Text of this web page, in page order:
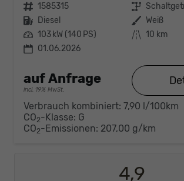
Fahrzeugnr. 1585315 Getriebe
Kraftstoff Diesel Außenfarbe Weiß
Leistung 103 kW (140 PS) Kilometerstand 10 km
01.06.2026
auf Anfrage
incl. 19% MwSt.
Verbrauch kombiniert: 7,90 l/100km
CO2-Klasse: G
CO2-Emissionen: 207,00 g/km
4,9